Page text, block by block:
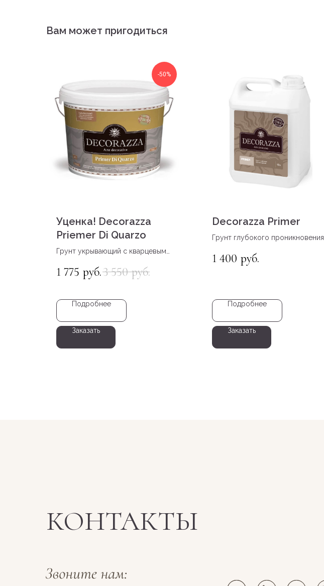
Вам может пригодиться
-50%
Уценка! Decorazza
Priemer Di Quarzo
Грунт укрывающий с кварцевым
1 775 руб.3 550 руб.
Подробнее
Заказать
Decorazza Primer
Грунт глубокого проникновения
1 400 руб.
Подробнее
Заказать
КОНТАКТЫ